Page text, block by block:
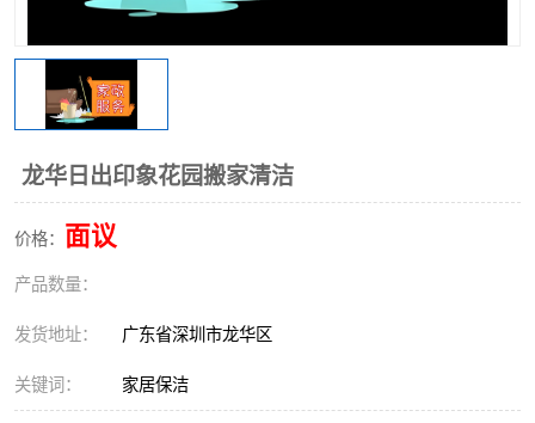
龙华日出印象花园搬家清洁
价格： 面议
产品数量：
发货地址： 广东省深圳市龙华区
关键词： 家居保洁